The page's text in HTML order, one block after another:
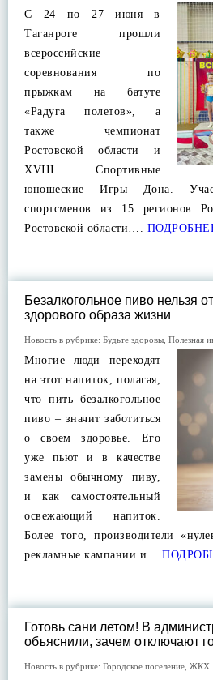
С 24 по 27 июня в
Таганроге прошли
всероссийские
соревнования по
прыжкам на батуте
«Радуга полетов», а
также чемпионат
Ростовской области и
XVIII Спортивные
юношеские Игры Дона.
спортсменов из 15 регионов
Ростовской области….
Безалкогольное пиво нельзя
здорового образа жизни
Новость в рубрике: Будьте здоровы Полезная
Многие люди переходят
на этот напиток, полагая,
что пить безалкогольное
пиво – значит заботиться
о своем здоровье. Его
уже пьют и в качестве
замены обычному пиву,
и как самостоятельный
освежающий напиток.
Более того, производители
рекламные кампании и…
Готовь сани летом! В
объяснили, зачем отключают
Новость в рубрике: Городское поселение ЖКХ